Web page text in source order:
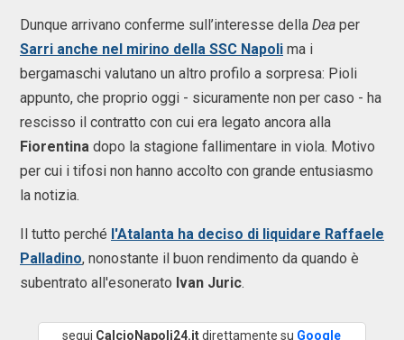
Dunque arrivano conferme sull’interesse della Dea per
Sarri anche nel mirino della SSC Napoli ma i
bergamaschi valutano un altro profilo a sorpresa: Pioli
appunto, che proprio oggi - sicuramente non per caso - ha
rescisso il contratto con cui era legato ancora alla
Fiorentina dopo la stagione fallimentare in viola. Motivo
per cui i tifosi non hanno accolto con grande entusiasmo
la notizia.
Il tutto perché l'Atalanta ha deciso di liquidare Raffaele
Palladino, nonostante il buon rendimento da quando è
subentrato all'esonerato Ivan Juric.
segui CalcioNapoli24.itdirettamente su Google